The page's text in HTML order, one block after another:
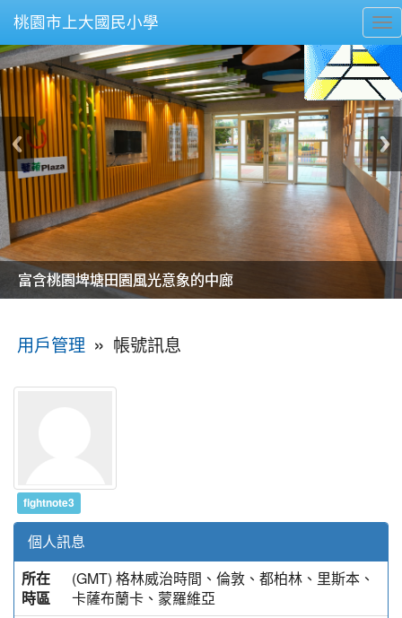
桃園市上大國民小學
美麗的操場是我們活力的來源
美麗的操場是我們活力的來源
煥然一新的小司令台
煥然一新的小司令台
富含桃園埤塘田園風光意象的中廊
富含桃園埤塘田園風光意象的中廊
嶄新的中庭廣場
嶄新的中庭廣場
水生池生生不息
水生池生生不息
用戶管理 » 帳號訊息
fightnote3
個人訊息
所在
時區
(GMT) 格林威治時間、倫敦、都柏林、里斯本、
卡薩布蘭卡、蒙羅維亞